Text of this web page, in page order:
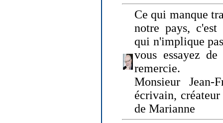
Ce qui manque
notre pays,
qui n'implique
vous essayez
remercie.
Monsieur Jean-
écrivain,
de Marianne